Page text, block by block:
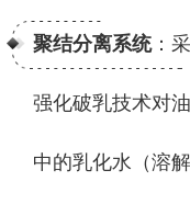
聚结分离系统：
强化破乳技术对
中的乳化水（溶